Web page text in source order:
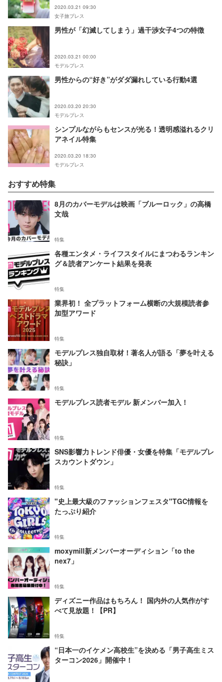
2020.03.21 09:30
女子旅プレス
男性が「幻滅してしまう」過干渉女子4つの特徴
2020.03.21 00:00
モデルプレス
男性からの“好き”がダダ漏れしている行動4選
2020.03.20 20:30
モデルプレス
シンプルながらもセンスが光る！透明感溢れるクリ
アネイル特集
2020.03.20 18:30
モデルプレス
おすすめ特集
8月のカバーモデルは映画「ブルーロック」の高橋
文哉
特集
各種エンタメ・ライフスタイルにまつわるランキン
グ＆読者アンケート結果を発表
特集
業界初！ 全プラットフォーム横断の大規模読者参
加型アワード
特集
モデルプレス独自取材！著名人が語る「夢を叶える
秘訣」
特集
モデルプレス読者モデル 新メンバー加入！
特集
SNS影響力トレンド俳優・女優を特集「モデルプレ
スカウントダウン」
特集
"史上最大級のファッションフェスタ"TGC情報を
たっぷり紹介
特集
moxymill新メンバーオーディション「to the
nex7」
特集
ディズニー作品はもちろん！ 国内外の人気作がす
べて見放題！【PR】
特集
“日本一のイケメン高校生”を決める「男子高生ミス
ターコン2026」開催中！